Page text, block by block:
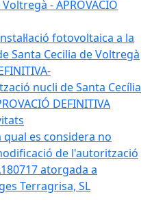
- APROVACIÓ
fotovoltaica a la
Santa Cecilia de Voltregà
nucli de Santa Cecília
DEFINITIVA
qual es considera no
de l'autorització
atorgada a
Terragrisa, SL